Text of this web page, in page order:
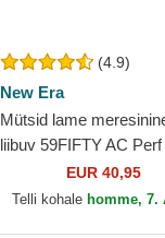
(4.9)
New Era
Mütsid lame
liibuv 59FIFTY AC Perf
Detroit Tigers MLB
EUR 40,95
Telli kohale homme, 7.